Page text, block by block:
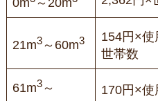
0m ～20m
21m3～60m3 154円×使
世帯数
61m3～
170円×使